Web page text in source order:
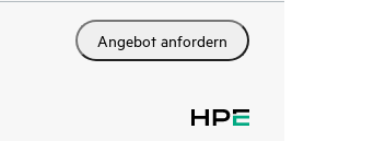
Angebot anfordern